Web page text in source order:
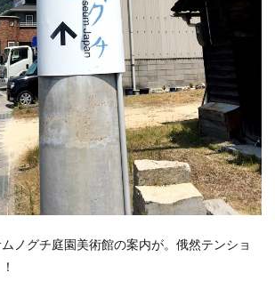
ノグチ庭園美術館の案内が。俄然テンショ